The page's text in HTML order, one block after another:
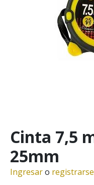
Cinta 7,5
25mm
Ingresaro registrarse